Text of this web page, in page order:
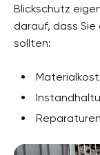
Blickschutz
darauf, dass
sollten: